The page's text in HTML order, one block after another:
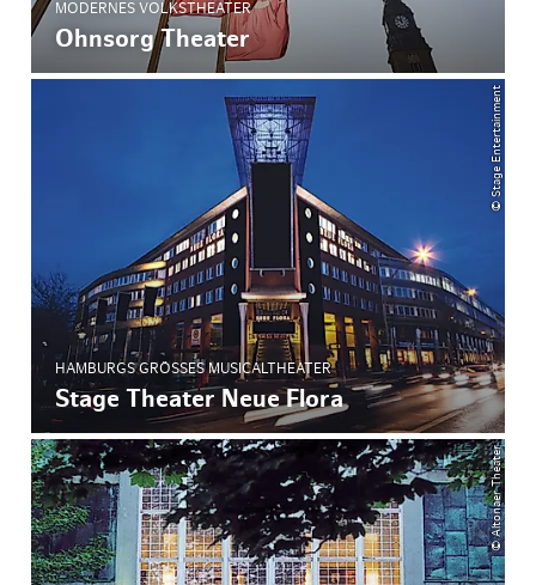
MODERNES VOLKSTHEATER
Ohnsorg Theater
© Stage Entertainment
HAMBURGS GRÖSSES MUSICALTHEATER
Stage Theater Neue Flora
© Altonaer Theater